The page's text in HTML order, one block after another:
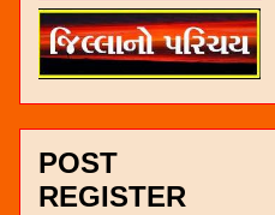
POST
REGISTER